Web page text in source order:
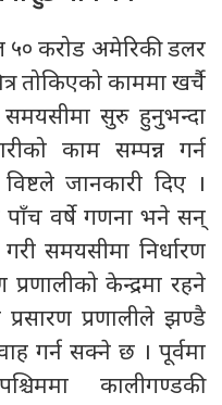
करोड अमेरिकी डलर
तोकिएको काममा खर्चै
समयसीमा सुरु हुनुभन्दा
काम सम्पन्न गर्न
जानकारी दिए ।
पाँच वर्षे गणना भने सन्
समयसीमा निर्धारण
केन्द्रमा रहने
प्रसारण प्रणालीले झण्डै
गर्न सक्ने छ । पूर्वमा
कालीगण्डकी